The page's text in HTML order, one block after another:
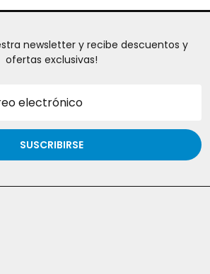
newsletter y recibe descuentos y
ofertas exclusivas!
SUSCRIBIRSE